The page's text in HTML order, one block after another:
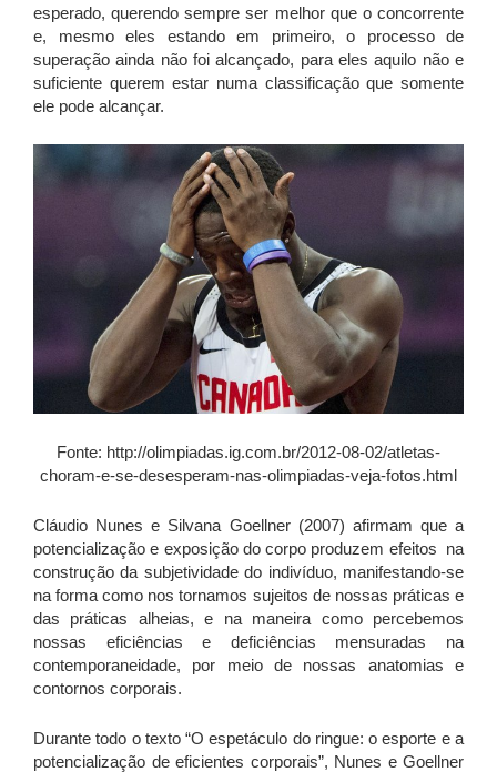
esperado, querendo sempre ser melhor que o concorrente
e, mesmo eles estando em primeiro, o processo de
superação ainda não foi alcançado, para eles aquilo não e
suficiente querem estar numa classificação que somente
ele pode alcançar.
Fonte: http://olimpiadas.ig.com.br/2012-08-02/atletas-
choram-e-se-desesperam-nas-olimpiadas-veja-fotos.html
Cláudio Nunes e Silvana Goellner (2007) afirmam que a
potencialização e exposição do corpo produzem efeitos na
construção da subjetividade do indivíduo, manifestando-se
na forma como nos tornamos sujeitos de nossas práticas e
das práticas alheias, e na maneira como percebemos
nossas eficiências e deficiências mensuradas na
contemporaneidade, por meio de nossas anatomias e
contornos corporais.
Durante todo o texto “O espetáculo do ringue: o esporte e a
potencialização de eficientes corporais”, Nunes e Goellner